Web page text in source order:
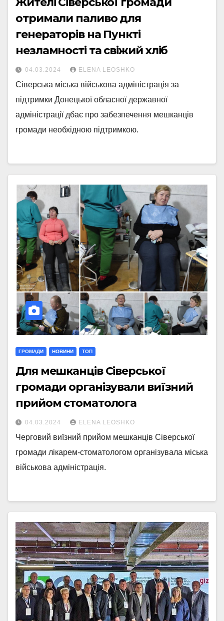
отримали паливо для
генераторів на Пункті
незламності та свіжий хліб
04.03.2024 ELENA LEOSHKO
Сіверська міська військова адміністрація за
підтримки Донецької обласної державної
адміністрації дбає про забезпечення мешканців
громади необхідною підтримкою.
ГРОМАДИ НОВИНИ ТОП
Для мешканців Сіверської
громади організували виїзний
прийом стоматолога
04.03.2024 ELENA LEOSHKO
Черговий виїзний прийом мешканців Сіверської
громади лікарем-стоматологом організувала міська
військова адміністрація.